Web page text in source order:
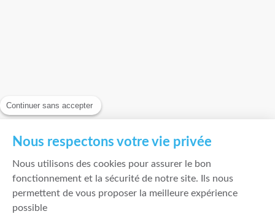
Continuer sans accepter
Nous respectons votre vie privée
Nous utilisons des cookies pour assurer le bon
fonctionnement et la sécurité de notre site. Ils nous
permettent de vous proposer la meilleure expérience
possible